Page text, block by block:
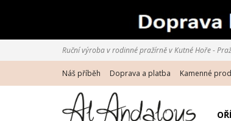
Ruční výroba v rodinné pražírně v Kutné Hoře -
Náš příběh Doprava a platba Kamenné